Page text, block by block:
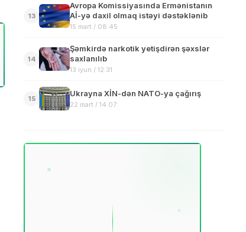
13
Avropa Komissiyasında Ermənistanın
Aİ-yə daxil olmaq istəyi dəstəklənib
15 mart / 08:45
14
Şəmkirdə narkotik yetişdirən şəxslər
saxlanılıb
13 iyun / 12:31
15
Ukrayna XİN-dən NATO-ya çağırış
22 mart / 14:07